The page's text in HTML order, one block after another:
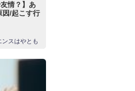
情？】あ
因/起こす行
ンスはやとも